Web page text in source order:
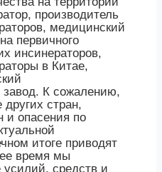
производитель
медицинский
первичного
инсинераторов,
в Китае,
завод. К сожалению,
других стран,
и опасения по
итоге приводят
время мы
средств и